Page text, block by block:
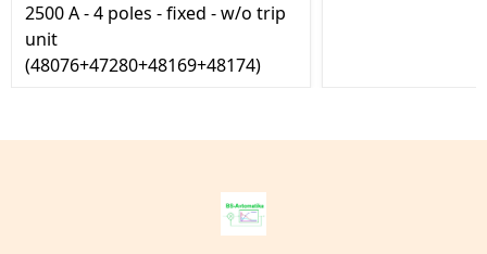
2500 A - 4 poles - fixed - w/o trip
unit
(48076+47280+48169+48174)